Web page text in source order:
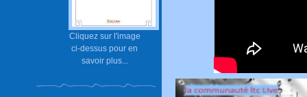
Cliquez sur l'image
ci-dessus pour en
savoir plus...